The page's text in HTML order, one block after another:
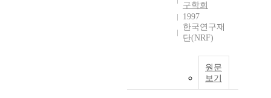
구학회
1997
한국연구재
단(NRF)
원문
보기